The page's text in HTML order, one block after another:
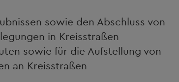
sowie den Abschluss von
in Kreisstraßen
sowie für die Aufstellung von
an Kreisstraßen